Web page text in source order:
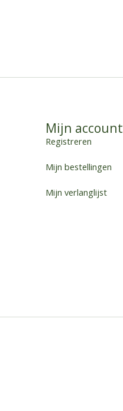
Mijn account
Registreren
Mijn bestellingen
Mijn verlanglijst